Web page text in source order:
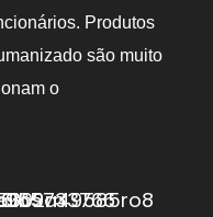
Produtos
são muito
o